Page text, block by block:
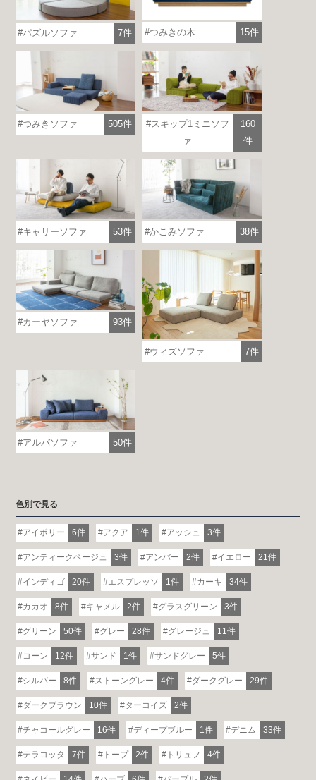
パズルソファ 7件 つみきの木 15件
つみきソファ 505件
スキップ1ミニソフ
ァ
160
件
キャリーソファ 53件 かこみソファ 38件
カーヤソファ 93件
ウィズソファ 7件
アルバソファ 50件
色別で見る
アイボリー 6件 アクア 1件 アッシュ 3件
アンティークベージュ 3件 アンバー 2件 イエロー 21件
インディゴ 20件 エスプレッソ 1件 カーキ 34件
カカオ 8件 キャメル 2件 グラスグリーン 3件
グリーン 50件 グレー 28件 グレージュ 11件
コーン 12件 サンド 1件 サンドグレー 5件
シルバー 8件 ストーングレー 4件 ダークグレー 29件
ダークブラウン 10件 ターコイズ 2件
チャコールグレー 16件 ディープブルー 1件 デニム 33件
テラコッタ 7件 トープ 2件 トリュフ 4件